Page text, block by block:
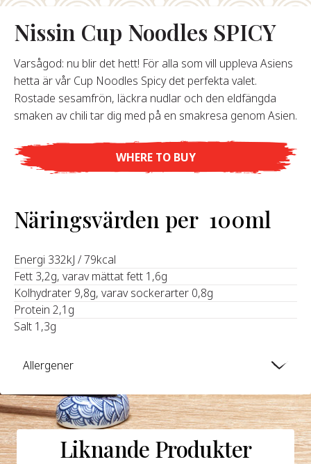
Oss
Grundare
Historia
Vanliga
Nissin Cup Noodles SPICY
Varsågod: nu blir det hett! För alla som vill uppleva Asiens
hetta är vår Cup Noodles Spicy det perfekta valet.
Rostade sesamfrön, läckra nudlar och den eldfängda
smaken av chili tar dig med på en smakresa genom Asien.
WHERE TO BUY
Näringsvärden per 100ml
‍Energi 332kJ / 79kcal
Fett 3,2g, varav mättat fett 1,6g
Kolhydrater 9,8g, varav sockerarter 0,8g
Protein 2,1g
Salt 1,3g
Allergener
Liknande Produkter